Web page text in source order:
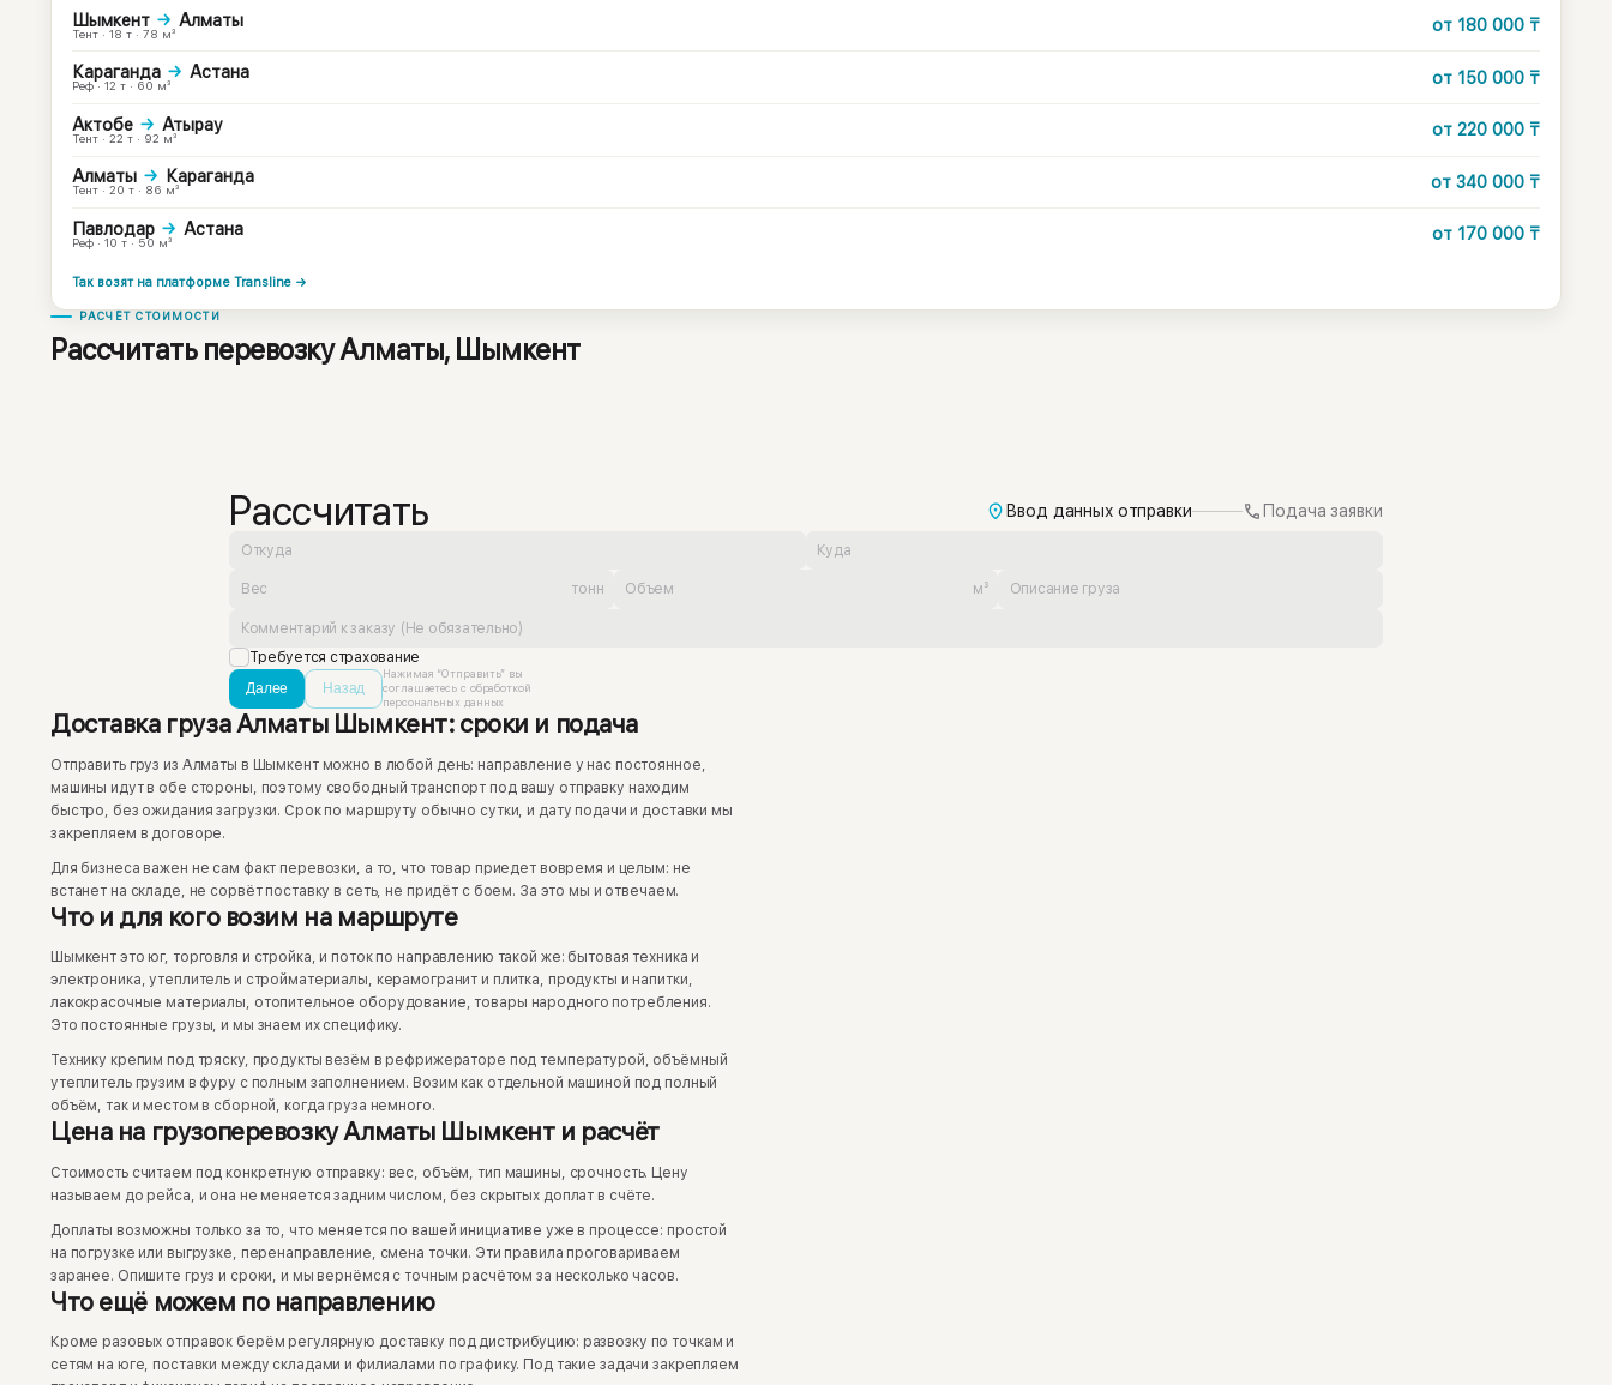
Шымкент → Алматы
Тент · 18 т · 78 м³ от 180 000 ₸
Караганда → Астана
Реф · 12 т · 60 м³ от 150 000 ₸
Актобе → Атырау
Тент · 22 т · 92 м³ от220 000 ₸
Алматы → Караганда
Тент · 20 т · 86 м³ от340 000 ₸
Павлодар → Астана
Реф · 10 т · 50 м³ от 170 000 ₸
Так возят на платформе Transline →
РАСЧЁТ СТОИМОСТИ
Рассчитать перевозку Алматы, Шымкент
Рассчитать Ввод данных отправки Подача заявки
тонн м³
Требуется страхование
Далее
Назад
Нажимая “Отправить” вы
соглашаетесь с обработкой
персональных данных
Доставка груза Алматы Шымкент: сроки и подача
Отправить груз из Алматы в Шымкент можно в любой день: направление у нас постоянное,
машины идут в обе стороны, поэтому свободный транспорт под вашу отправку находим
быстро, без ожидания загрузки. Срок по маршруту обычно сутки, и дату подачи и доставки мы
закрепляем в договоре.
Для бизнеса важен не сам факт перевозки, а то, что товар приедет вовремя и целым: не
встанет на складе, не сорвёт поставку в сеть, не придёт с боем. За это мы и отвечаем.
Что и для кого возим на маршруте
Шымкент это юг, торговля и стройка, и поток по направлению такой же: бытовая техника и
электроника, утеплитель и стройматериалы, керамогранит и плитка, продукты и напитки,
лакокрасочные материалы, отопительное оборудование, товары народного потребления.
Это постоянные грузы, и мы знаем их специфику.
Технику крепим под тряску, продукты везём в рефрижераторе под температурой, объёмный
утеплитель грузим в фуру с полным заполнением. Возим как отдельной машиной под полный
объём, так и местом в сборной, когда груза немного.
Цена на грузоперевозку Алматы Шымкент и расчёт
Стоимость считаем под конкретную отправку: вес, объём, тип машины, срочность. Цену
называем до рейса, и она не меняется задним числом, без скрытых доплат в счёте.
Доплаты возможны только за то, что меняется по вашей инициативе уже в процессе: простой
на погрузке или выгрузке, перенаправление, смена точки. Эти правила проговариваем
заранее. Опишите груз и сроки, и мы вернёмся с точным расчётом за несколько часов.
Что ещё можем по направлению
Кроме разовых отправок берём регулярную доставку под дистрибуцию: развозку по точкам и
сетям на юге, поставки между складами и филиалами по графику. Под такие задачи закрепляем